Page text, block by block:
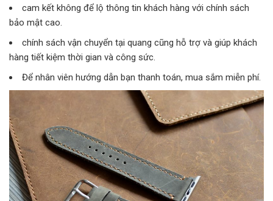
cam kết không để lộ thông tin khách hàng với chính sách
bảo mật cao.
chính sách vận chuyển tại quang cũng hỗ trợ và giúp khách
hàng tiết kiệm thời gian và công sức.
Để nhân viên hướng dẫn bạn thanh toán, mua sắm miễn phí.